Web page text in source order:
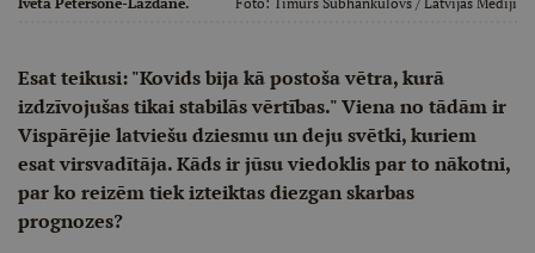
Esat teikusi: "Kovids bija kā postoša vētra, kurā
izdzīvojušas tikai stabilās vērtības." Viena no tādām ir
Vispārējie latviešu dziesmu un deju svētki, kuriem
esat virsvadītāja. Kāds ir jūsu viedoklis par to nākotni,
par ko reizēm tiek izteiktas diezgan skarbas
prognozes?